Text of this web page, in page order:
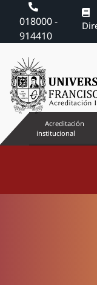
018000 -
914410
Acreditación
institucional